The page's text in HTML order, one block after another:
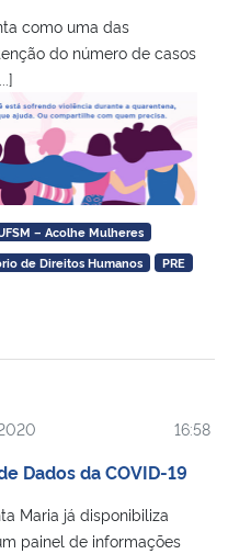
como uma das
do número de casos
– Acolhe Mulheres
de Direitos Humanos
PRE
16:58
Dados da COVID-19
Maria já disponibiliza
painel de informações